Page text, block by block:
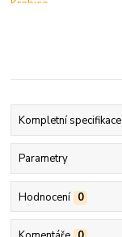
Kompletní specifikace
Parametry
Hodnocení 0